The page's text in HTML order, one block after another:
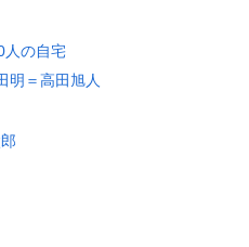
人の自宅
明＝高田旭人